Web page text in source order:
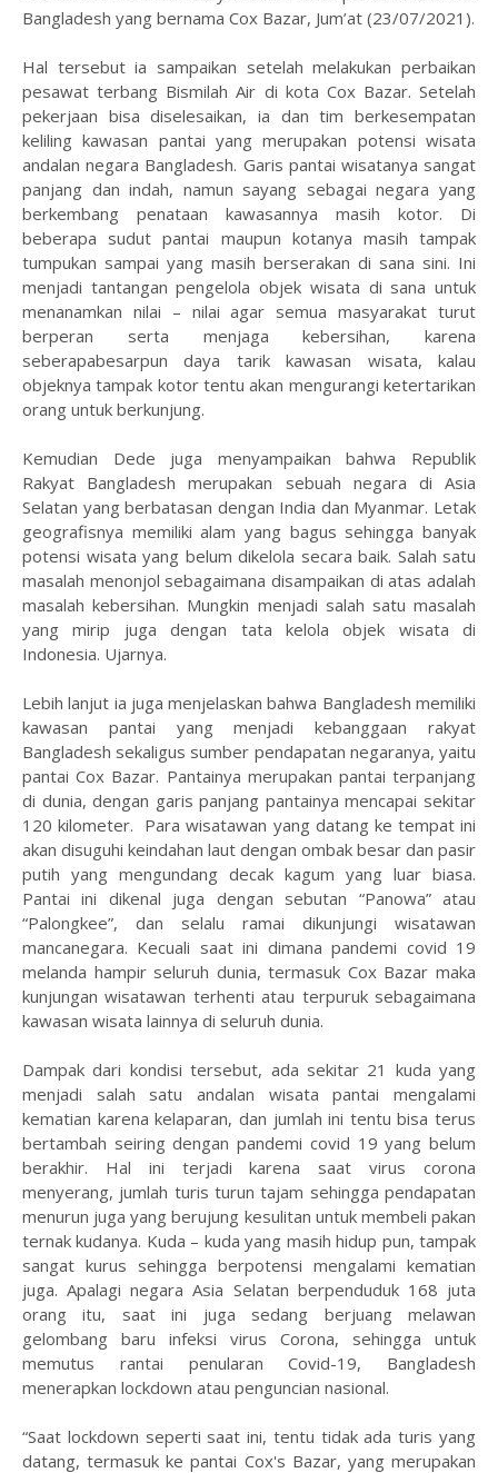
Bangladesh yang bernama Cox Bazar, Jum’at (23/07/2021).
Hal tersebut ia sampaikan setelah melakukan perbaikan
pesawat terbang Bismilah Air di kota Cox Bazar. Setelah
pekerjaan bisa diselesaikan, ia dan tim berkesempatan
keliling kawasan pantai yang merupakan potensi wisata
andalan negara Bangladesh. Garis pantai wisatanya sangat
panjang dan indah, namun sayang sebagai negara yang
berkembang penataan kawasannya masih kotor. Di
beberapa sudut pantai maupun kotanya masih tampak
tumpukan sampai yang masih berserakan di sana sini. Ini
menjadi tantangan pengelola objek wisata di sana untuk
menanamkan nilai – nilai agar semua masyarakat turut
berperan serta menjaga kebersihan, karena
seberapabesarpun daya tarik kawasan wisata, kalau
objeknya tampak kotor tentu akan mengurangi ketertarikan
orang untuk berkunjung.
Kemudian Dede juga menyampaikan bahwa Republik
Rakyat Bangladesh merupakan sebuah negara di Asia
Selatan yang berbatasan dengan India dan Myanmar. Letak
geografisnya memiliki alam yang bagus sehingga banyak
potensi wisata yang belum dikelola secara baik. Salah satu
masalah menonjol sebagaimana disampaikan di atas adalah
masalah kebersihan. Mungkin menjadi salah satu masalah
yang mirip juga dengan tata kelola objek wisata di
Indonesia. Ujarnya.
Lebih lanjut ia juga menjelaskan bahwa Bangladesh memiliki
kawasan pantai yang menjadi kebanggaan rakyat
Bangladesh sekaligus sumber pendapatan negaranya, yaitu
pantai Cox Bazar. Pantainya merupakan pantai terpanjang
di dunia, dengan garis panjang pantainya mencapai sekitar
120 kilometer. Para wisatawan yang datang ke tempat ini
akan disuguhi keindahan laut dengan ombak besar dan pasir
putih yang mengundang decak kagum yang luar biasa.
Pantai ini dikenal juga dengan sebutan “Panowa” atau
“Palongkee”, dan selalu ramai dikunjungi wisatawan
mancanegara. Kecuali saat ini dimana pandemi covid 19
melanda hampir seluruh dunia, termasuk Cox Bazar maka
kunjungan wisatawan terhenti atau terpuruk sebagaimana
kawasan wisata lainnya di seluruh dunia.
Dampak dari kondisi tersebut, ada sekitar 21 kuda yang
menjadi salah satu andalan wisata pantai mengalami
kematian karena kelaparan, dan jumlah ini tentu bisa terus
bertambah seiring dengan pandemi covid 19 yang belum
berakhir. Hal ini terjadi karena saat virus corona
menyerang, jumlah turis turun tajam sehingga pendapatan
menurun juga yang berujung kesulitan untuk membeli pakan
ternak kudanya. Kuda – kuda yang masih hidup pun, tampak
sangat kurus sehingga berpotensi mengalami kematian
juga. Apalagi negara Asia Selatan berpenduduk 168 juta
orang itu, saat ini juga sedang berjuang melawan
gelombang baru infeksi virus Corona, sehingga untuk
memutus rantai penularan Covid-19, Bangladesh
menerapkan lockdown atau penguncian nasional.
“Saat lockdown seperti saat ini, tentu tidak ada turis yang
datang, termasuk ke pantai Cox's Bazar, yang merupakan